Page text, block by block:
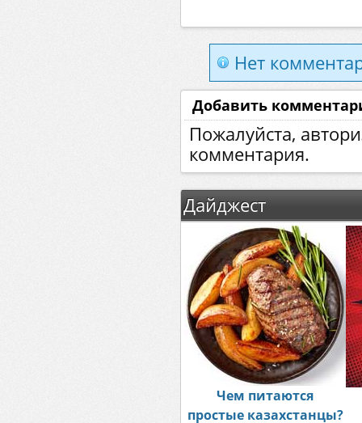
Нет
Добавить
Пожалуйста,
комментария.
Дайджест
Чем питаются
простые казахстанцы?